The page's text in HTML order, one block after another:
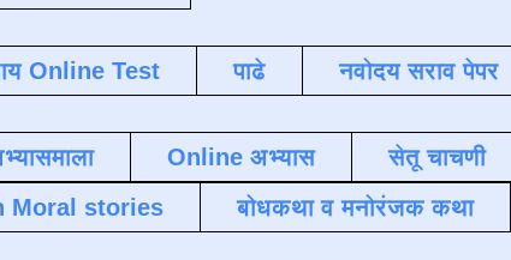
Online Test पाढे नवोदय सराव पेपर
Online अभ्यास सेतू चाचणी
Moral stories
बोधकथा व मनोरंजक कथा